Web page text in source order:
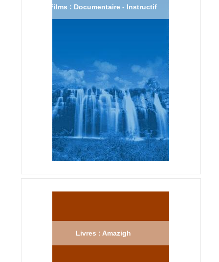
Films : Documentaire - Instructif
Livres : Amazigh